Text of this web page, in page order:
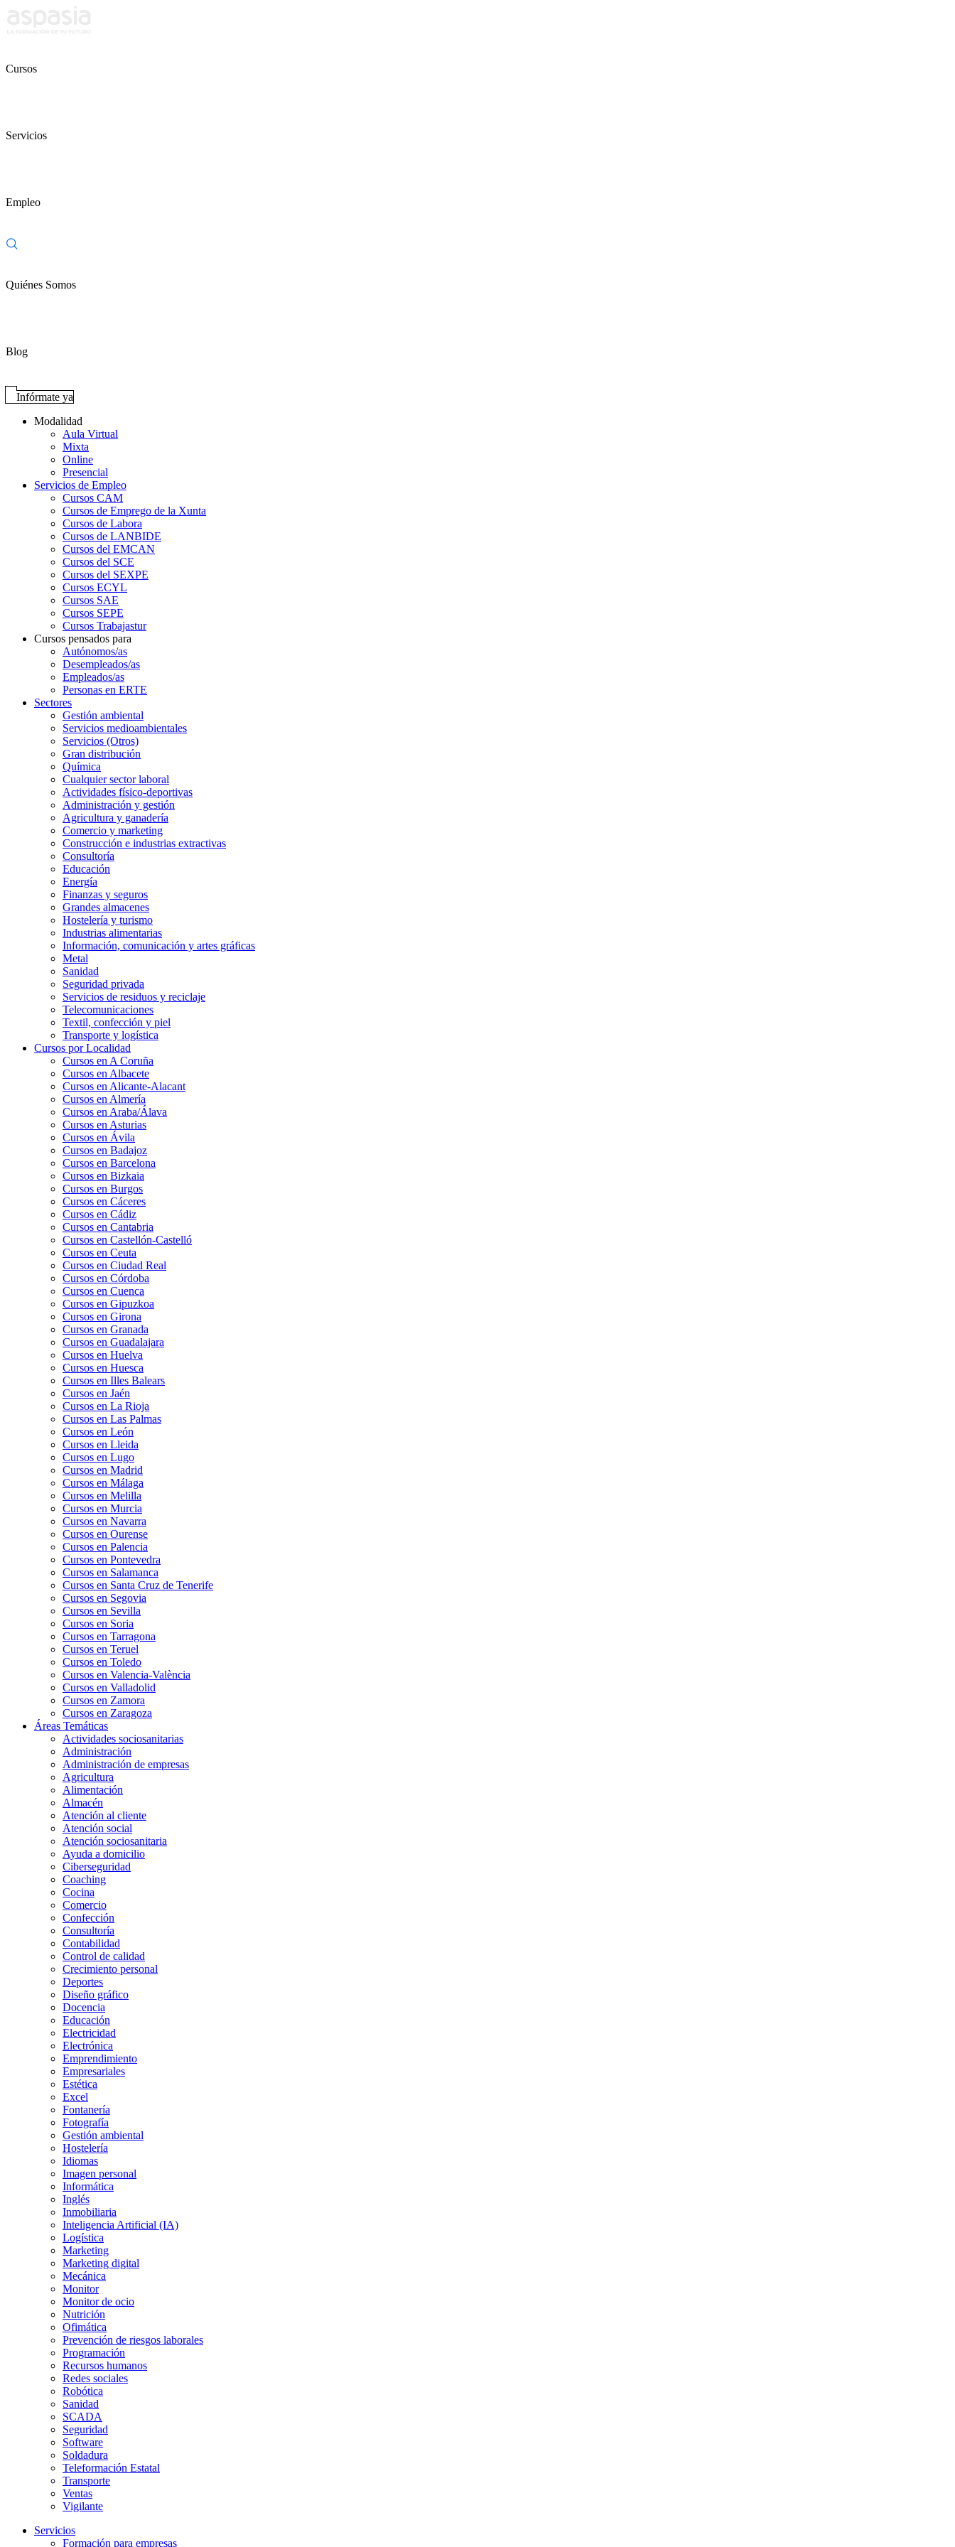
Cursos
Servicios
Empleo
Quiénes Somos
Blog
Infórmate ya
Modalidad
Aula Virtual
Mixta
Online
Presencial
Servicios de Empleo
Cursos CAM
Cursos de Emprego de la Xunta
Cursos de Labora
Cursos de LANBIDE
Cursos del EMCAN
Cursos del SCE
Cursos del SEXPE
Cursos ECYL
Cursos SAE
Cursos SEPE
Cursos Trabajastur
Cursos pensados para
Autónomos/as
Desempleados/as
Empleados/as
Personas en ERTE
Sectores
Gestión ambiental
Servicios medioambientales
Servicios (Otros)
Gran distribución
Química
Cualquier sector laboral
Actividades físico-deportivas
Administración y gestión
Agricultura y ganadería
Comercio y marketing
Construcción e industrias extractivas
Consultoría
Educación
Energía
Finanzas y seguros
Grandes almacenes
Hostelería y turismo
Industrias alimentarias
Información, comunicación y artes gráficas
Metal
Sanidad
Seguridad privada
Servicios de residuos y reciclaje
Telecomunicaciones
Textil, confección y piel
Transporte y logística
Cursos por Localidad
Cursos en A Coruña
Cursos en Albacete
Cursos en Alicante-Alacant
Cursos en Almería
Cursos en Araba/Álava
Cursos en Asturias
Cursos en Ávila
Cursos en Badajoz
Cursos en Barcelona
Cursos en Bizkaia
Cursos en Burgos
Cursos en Cáceres
Cursos en Cádiz
Cursos en Cantabria
Cursos en Castellón-Castelló
Cursos en Ceuta
Cursos en Ciudad Real
Cursos en Córdoba
Cursos en Cuenca
Cursos en Gipuzkoa
Cursos en Girona
Cursos en Granada
Cursos en Guadalajara
Cursos en Huelva
Cursos en Huesca
Cursos en Illes Balears
Cursos en Jaén
Cursos en La Rioja
Cursos en Las Palmas
Cursos en León
Cursos en Lleida
Cursos en Lugo
Cursos en Madrid
Cursos en Málaga
Cursos en Melilla
Cursos en Murcia
Cursos en Navarra
Cursos en Ourense
Cursos en Palencia
Cursos en Pontevedra
Cursos en Salamanca
Cursos en Santa Cruz de Tenerife
Cursos en Segovia
Cursos en Sevilla
Cursos en Soria
Cursos en Tarragona
Cursos en Teruel
Cursos en Toledo
Cursos en Valencia-València
Cursos en Valladolid
Cursos en Zamora
Cursos en Zaragoza
Áreas Temáticas
Actividades sociosanitarias
Administración
Administración de empresas
Agricultura
Alimentación
Almacén
Atención al cliente
Atención social
Atención sociosanitaria
Ayuda a domicilio
Ciberseguridad
Coaching
Cocina
Comercio
Confección
Consultoría
Contabilidad
Control de calidad
Crecimiento personal
Deportes
Diseño gráfico
Docencia
Educación
Electricidad
Electrónica
Emprendimiento
Empresariales
Estética
Excel
Fontanería
Fotografía
Gestión ambiental
Hostelería
Idiomas
Imagen personal
Informática
Inglés
Inmobiliaria
Inteligencia Artificial (IA)
Logística
Marketing
Marketing digital
Mecánica
Monitor
Monitor de ocio
Nutrición
Ofimática
Prevención de riesgos laborales
Programación
Recursos humanos
Redes sociales
Robótica
Sanidad
SCADA
Seguridad
Software
Soldadura
Teleformación Estatal
Transporte
Ventas
Vigilante
Servicios
Formación para empresas